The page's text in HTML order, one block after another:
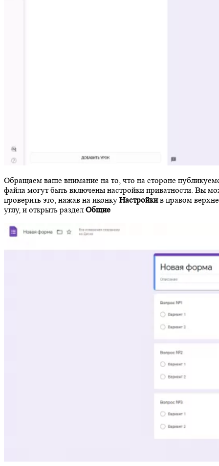
Обращаем ваше внимание на то, что на стороне
файла могут быть включены настройки приватности. Вы
проверить это, нажав на иконку Настройкив правом
углу, и открыть разделОбщие